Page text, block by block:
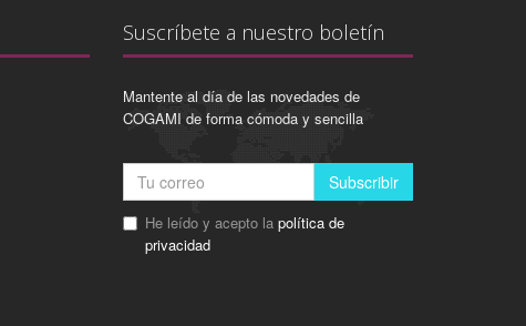
Suscríbete a nuestro boletín
Mantente al día de las novedades de
COGAMI de forma cómoda y sencilla
Subscribir
He leído y acepto la política de
privacidad